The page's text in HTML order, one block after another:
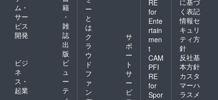
ム・
サー
ビス
開発
籍
・
雑
誌
出
版
ビジ
ネ
ス・
起業
ビ
ュ
ー
テ
ー
と
は
ク
ラ
ウ
ド
フ
ァ
ン
サ
ポ
ー
ト
サ
ー
ビ
RE
for
Ente
rtain
men
t
CAM
PFI
RE
for
Spor
に基づ
く表記
情報セ
キュリ
ティ方
針
反社基
本方針
カスタ
マーハ
ラスメ